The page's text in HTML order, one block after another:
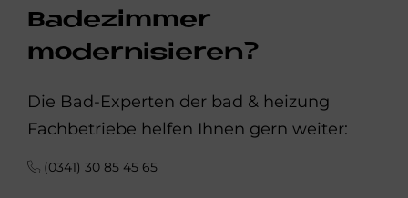
Badezimmer
modernisieren?
Die Bad-Experten der bad & heizung
Fachbetriebe helfen Ihnen gern weiter:
(0341) 30 85 45 65